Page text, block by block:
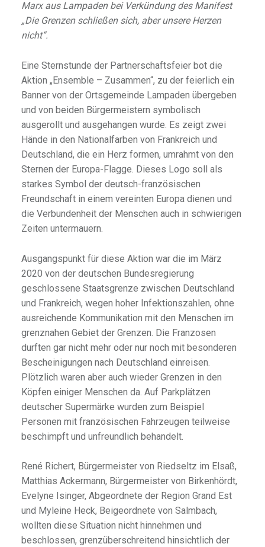
Marx aus Lampaden bei Verkündung des Manifest
„Die Grenzen schließen sich, aber unsere Herzen
nicht“.
Eine Sternstunde der Partnerschaftsfeier bot die
Aktion „Ensemble – Zusammen“, zu der feierlich ein
Banner von der Ortsgemeinde Lampaden übergeben
und von beiden Bürgermeistern symbolisch
ausgerollt und ausgehangen wurde. Es zeigt zwei
Hände in den Nationalfarben von Frankreich und
Deutschland, die ein Herz formen, umrahmt von den
Sternen der Europa-Flagge. Dieses Logo soll als
starkes Symbol der deutsch-französischen
Freundschaft in einem vereinten Europa dienen und
die Verbundenheit der Menschen auch in schwierigen
Zeiten untermauern.
Ausgangspunkt für diese Aktion war die im März
2020 von der deutschen Bundesregierung
geschlossene Staatsgrenze zwischen Deutschland
und Frankreich, wegen hoher Infektionszahlen, ohne
ausreichende Kommunikation mit den Menschen im
grenznahen Gebiet der Grenzen. Die Franzosen
durften gar nicht mehr oder nur noch mit besonderen
Bescheinigungen nach Deutschland einreisen.
Plötzlich waren aber auch wieder Grenzen in den
Köpfen einiger Menschen da. Auf Parkplätzen
deutscher Supermärke wurden zum Beispiel
Personen mit französischen Fahrzeugen teilweise
beschimpft und unfreundlich behandelt.
René Richert, Bürgermeister von Riedseltz im Elsaß,
Matthias Ackermann, Bürgermeister von Birkenhördt,
Evelyne Isinger, Abgeordnete der Region Grand Est
und Myleine Heck, Beigeordnete von Salmbach,
wollten diese Situation nicht hinnehmen und
beschlossen, grenzüberschreitend hinsichtlich der